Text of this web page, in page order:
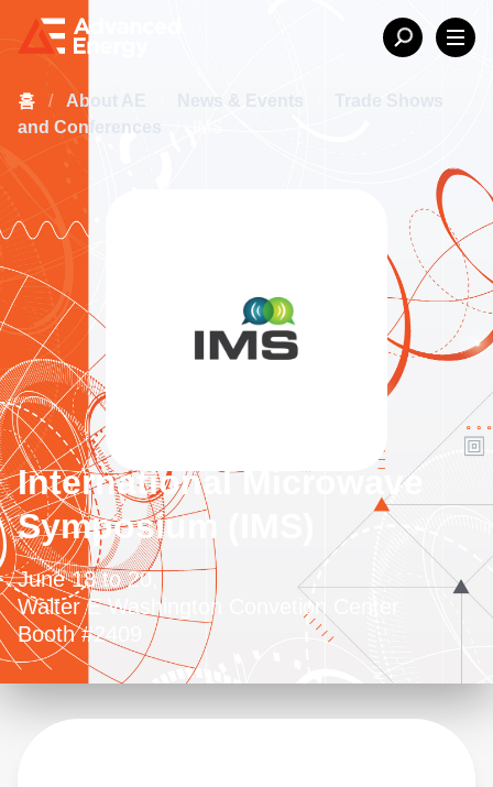
홈 / About AE News & Events
Trade Shows
and Conferences
International Microwave
Symposium (IMS)
June 18 to 20,
Walter E Washington Convetion Center
Booth #2409